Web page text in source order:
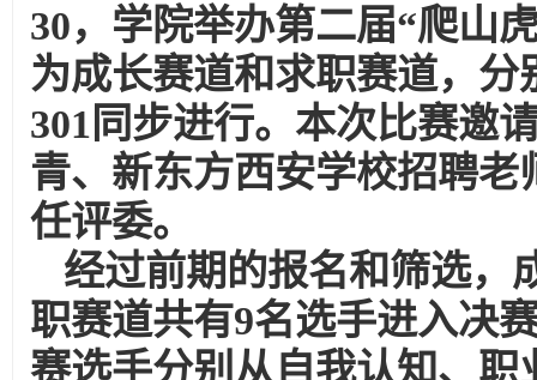
30，学院举办第二届“爬山
为成长赛道和求职赛道，分
301同步进行。本次比赛邀
青、新东方西安学校招聘
任评委。
经过前期的报名和筛选，
职赛道共有9名选手进入决
赛选手分别从自我认知、